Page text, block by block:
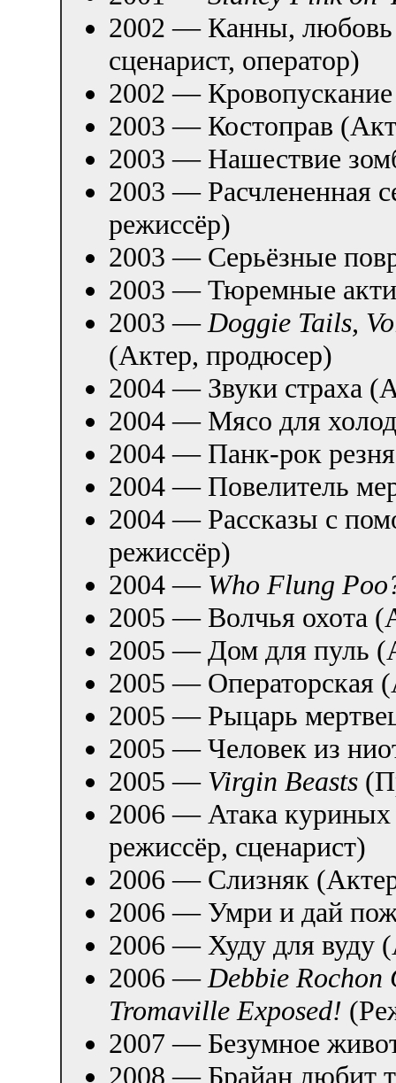
2002 — Канны, любовь
сценарист, оператор)
2002 —
2003 — Костоправ
2003 — Нашествие
2003 — Расчлененная
режиссёр)
2003 — Серьёзные
2003 — Тюремные
2003 — Doggie Tails,
(Актер, продюсер)
2004 — Звуки страха
2004 — Мясо для
2004 — Панк-рок
2004 — Повелитель
2004 — Рассказы с
режиссёр)
2004 — Who Flung
2005 — Волчья охота
2005 — Дом для пуль
2005 — Операторская
2005 — Рыцарь
2005 — Человек из
2005 — Virgin Beasts
2006 — Атака
режиссёр, сценарист)
2006 — Слизняк
2006 — Умри и дай
2006 — Худу для вуду
2006 — Debbie
Tromaville Exposed!
2007 — Безумное
2008 — Брайан любит